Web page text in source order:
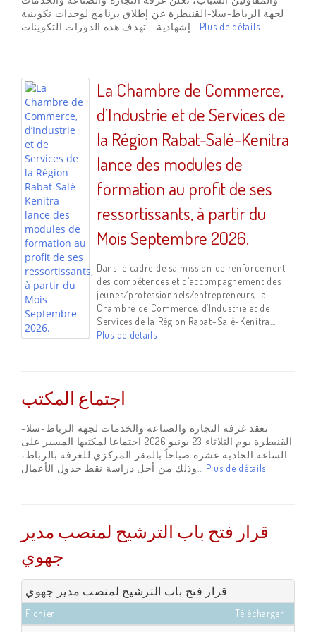
لجهة الرباط-سلا-القنيطرة عن إطلاق برنامج لوحدات تكوينية
Plus de détails
La Chambre de Commerce,
d’Industrie et de Services de
la Région Rabat-Salé-Kenitra
lance des modules de
formation au profit de ses
ressortissants, à partir du
Mois Septembre 2026.
Dans le cadre de sa mission de renforcement
des compétences et d’accompagnement des
jeunes/professionnels/entrepreneurs, la
Chambre de Commerce, d’Industrie et de
Services de la Région Rabat-Salé-Kenitra...
Plus de détails
اجتماع المكتب
تعقد غرفة التجارة والصناعة والخدمات لجهة الرباط-سلا-
القنيطرة يوم الثلاثاء 23 يونيو 2026 اجتماعا لمكتبها المسير على
الساعة الحادية عشرة صباحاً بالمقر المركزي للغرفة بالرباط،
Plus de détails
قرار فتح باب الترشيح لمنصب مدير
جهوي
قرار فتح باب الترشيح لمنصب مدير جهوي
Fichier
Télécharger